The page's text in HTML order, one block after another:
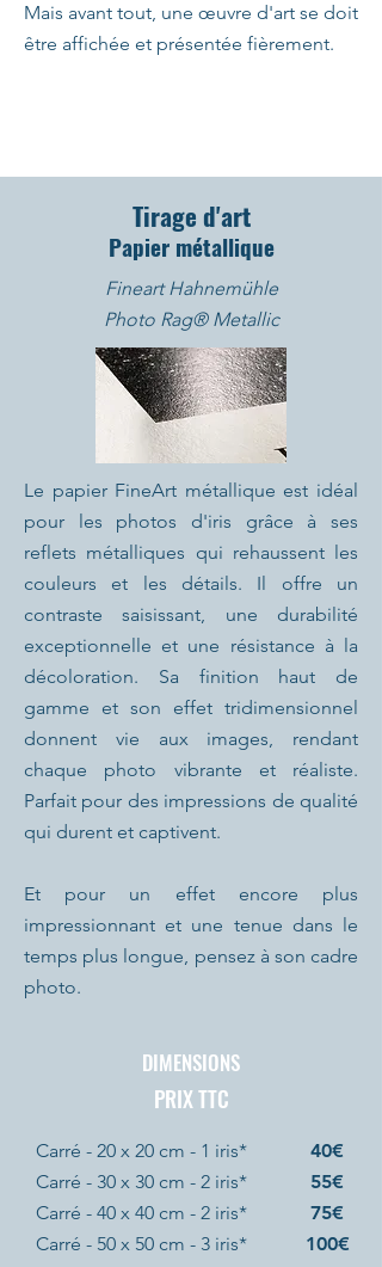
Mais avant tout, une œuvre d'art se doit
être affichée et présentée fièrement.
Tirage d'art
Papier métallique
Fineart Hahnemühle
Photo Rag® Metallic
Le papier FineArt métallique est idéal
pour les photos d'iris grâce à ses
reflets métalliques qui rehaussent les
couleurs et les détails. Il offre un
contraste saisissant, une durabilité
exceptionnelle et une résistance à la
décoloration. Sa finition haut de
gamme et son effet tridimensionnel
donnent vie aux images, rendant
chaque photo vibrante et réaliste.
Parfait pour des impressions de qualité
qui durent et captivent.
Et pour un effet encore plus
impressionnant et une tenue dans le
temps plus longue, pensez à son cadre
photo.
DIMENSIONS
PRIX TTC
Carré - 20 x 20 cm - 1 iris*
40€
Carré - 30 x 30 cm - 2 iris*
55€
Carré - 40 x 40 cm - 2 iris*
75€
Carré - 50 x 50 cm - 3 iris*
100€